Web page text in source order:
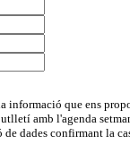
informació que ens
amb l'agenda
de dades confirmant la